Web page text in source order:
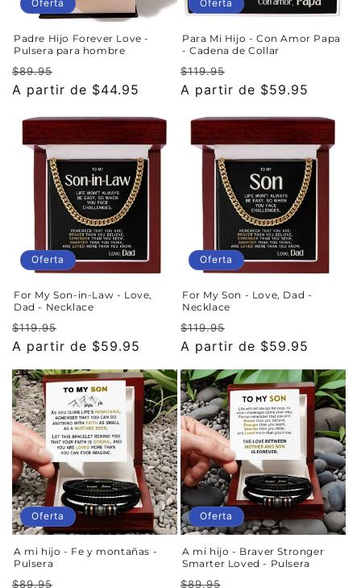
:
Oferta
Padre Hijo Forever Love -
Pulsera para hombre
Precio
habitual
$89.95
de
A partir de $44.95
Oferta
Para Mi Hijo - Con Amor Papa
- Cadena de Collar
Precio
habitual
$119.95
de
A partir de $59.95
Oferta
For My Son-in-Law - Love,
Dad - Necklace
Precio
habitual
$119.95
de
oferta
A partir de $59.95
Oferta
For My Son - Love, Dad -
Necklace
Precio
habitual
$119.95
de
oferta
A partir de $59.95
Oferta
A mi hijo - Fe y montañas -
Pulsera
Precio
$89.95
Oferta
A mi hijo - Braver Stronger
Smarter Loved - Pulsera
Precio
$89.95